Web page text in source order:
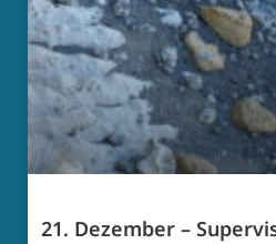
21. Dezember –